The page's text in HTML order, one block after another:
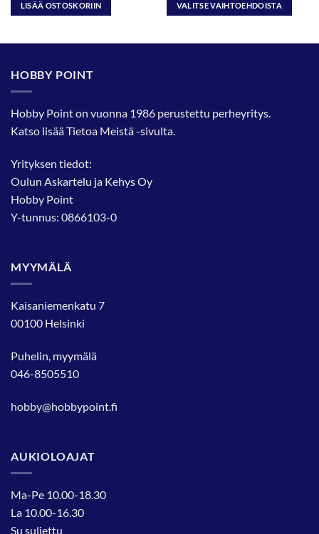
LISÄÄ OSTOSKORIIN VALITSE VAIHTOEHDOISTA
tehdä
HOBBY POINT
Hobby Point on vuonna 1986 perustettu perheyritys.
Katso lisääTietoa Meistä-sivulta.
Yrityksen tiedot:
Oulun Askartelu ja Kehys Oy
Hobby Point
Y-tunnus: 0866103-0
MYYMÄLÄ
Kaisaniemenkatu 7
00100 Helsinki
Puhelin, myymälä
046-8505510
hobby@hobbypoint.fi
AUKIOLOAJAT
Ma-Pe 10.00-18.30
La 10.00-16.30
Su suljettu